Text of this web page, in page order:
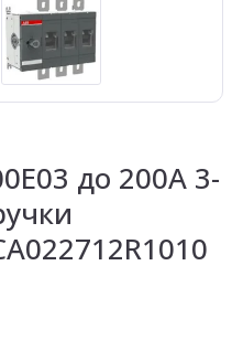
до 200А 3-